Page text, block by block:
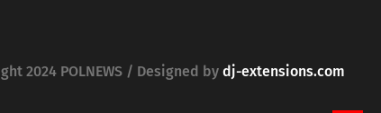
2024 POLNEWS / Designed bydj-extensions.com